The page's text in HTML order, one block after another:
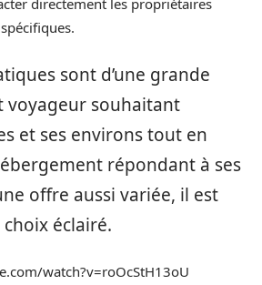
directement les propriétaires
sont d’une grande
souhaitant
et ses environs tout en
répondant à ses
offre aussi variée, il est
éclairé.
watch?v=roOcStH13oU